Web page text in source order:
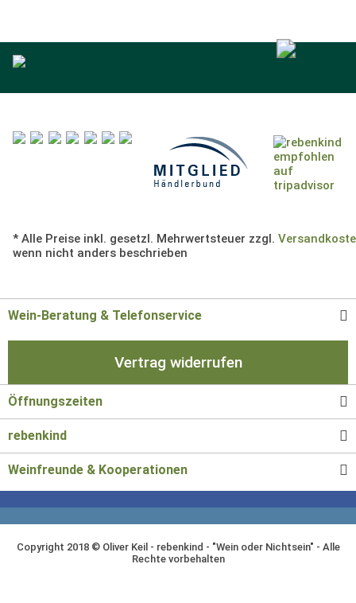
* Alle Preise inkl. gesetzl. Mehrwertsteuer zzgl.
wenn nicht anders beschrieben
Wein-Beratung & Telefonservice
Vertrag widerrufen
Öffnungszeiten
rebenkind
Weinfreunde & Kooperationen
Copyright 2018 © Oliver Keil - rebenkind - "Wein oder Nichtsein" - Alle
Rechte vorbehalten